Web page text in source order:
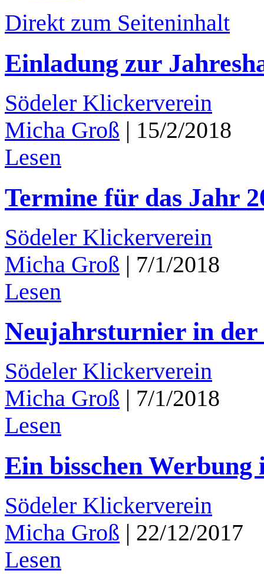
Direkt zum Seiteninhalt
Einladung zur
Södeler Klickerverein
Micha Groß | 15/2/2018
Lesen
Termine für das Jahr
Södeler Klickerverein
Micha Groß | 7/1/2018
Lesen
Neujahrsturnier in
Södeler Klickerverein
Micha Groß | 7/1/2018
Lesen
Ein bisschen Werbung
Södeler Klickerverein
Micha Groß | 22/12/2017
Lesen